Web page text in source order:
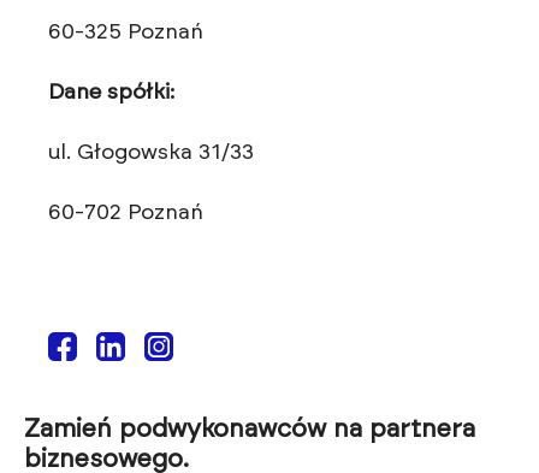
60-325 Poznań
Dane spółki:
ul. Głogowska 31/33
60-702 Poznań
Zamień podwykonawców na partnera
biznesowego.